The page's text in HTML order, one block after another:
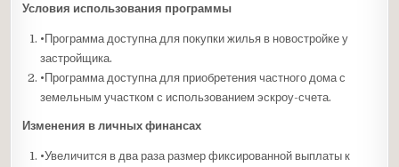
Условия использования программы
•Программа доступна для покупки жилья в новостройке у
застройщика.
•Программа доступна для приобретения частного дома с
земельным участком с использованием эскроу-счета.
Изменения в личных финансах
•Увеличится в два раза размер фиксированной выплаты к